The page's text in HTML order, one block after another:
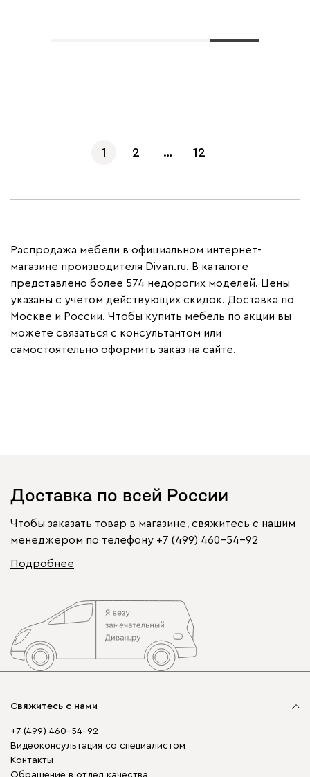
1 2 … 12
Распродажа мебели в официальном интернет-
магазине производителя Divan.ru. В каталоге
представлено более 574 недорогих моделей. Цены
указаны с учетом действующих скидок. Доставка по
Москве и России. Чтобы купить мебель по акции вы
можете связаться с консультантом или
самостоятельно оформить заказ на сайте.
Доставка по всей России
Чтобы заказать товар в магазине, свяжитесь с нашим
менеджером по телефону +7 (499) 460-54-92
Подробнее
Свяжитесь с нами
+7 (499) 460-54-92
Видеоконсультация со специалистом
Контакты